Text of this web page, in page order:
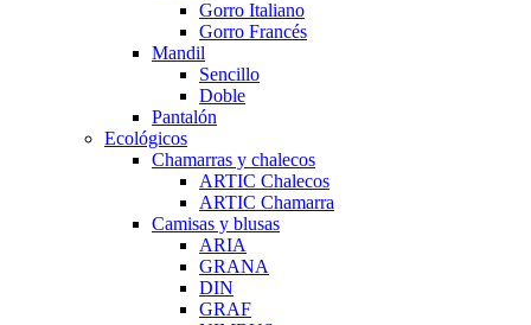
Gorro Italiano
Gorro Francés
Mandil
Sencillo
Doble
Pantalón
Ecológicos
Chamarras y chalecos
ARTIC Chalecos
ARTIC Chamarra
Camisas y blusas
ARIA
GRANA
DIN
GRAF